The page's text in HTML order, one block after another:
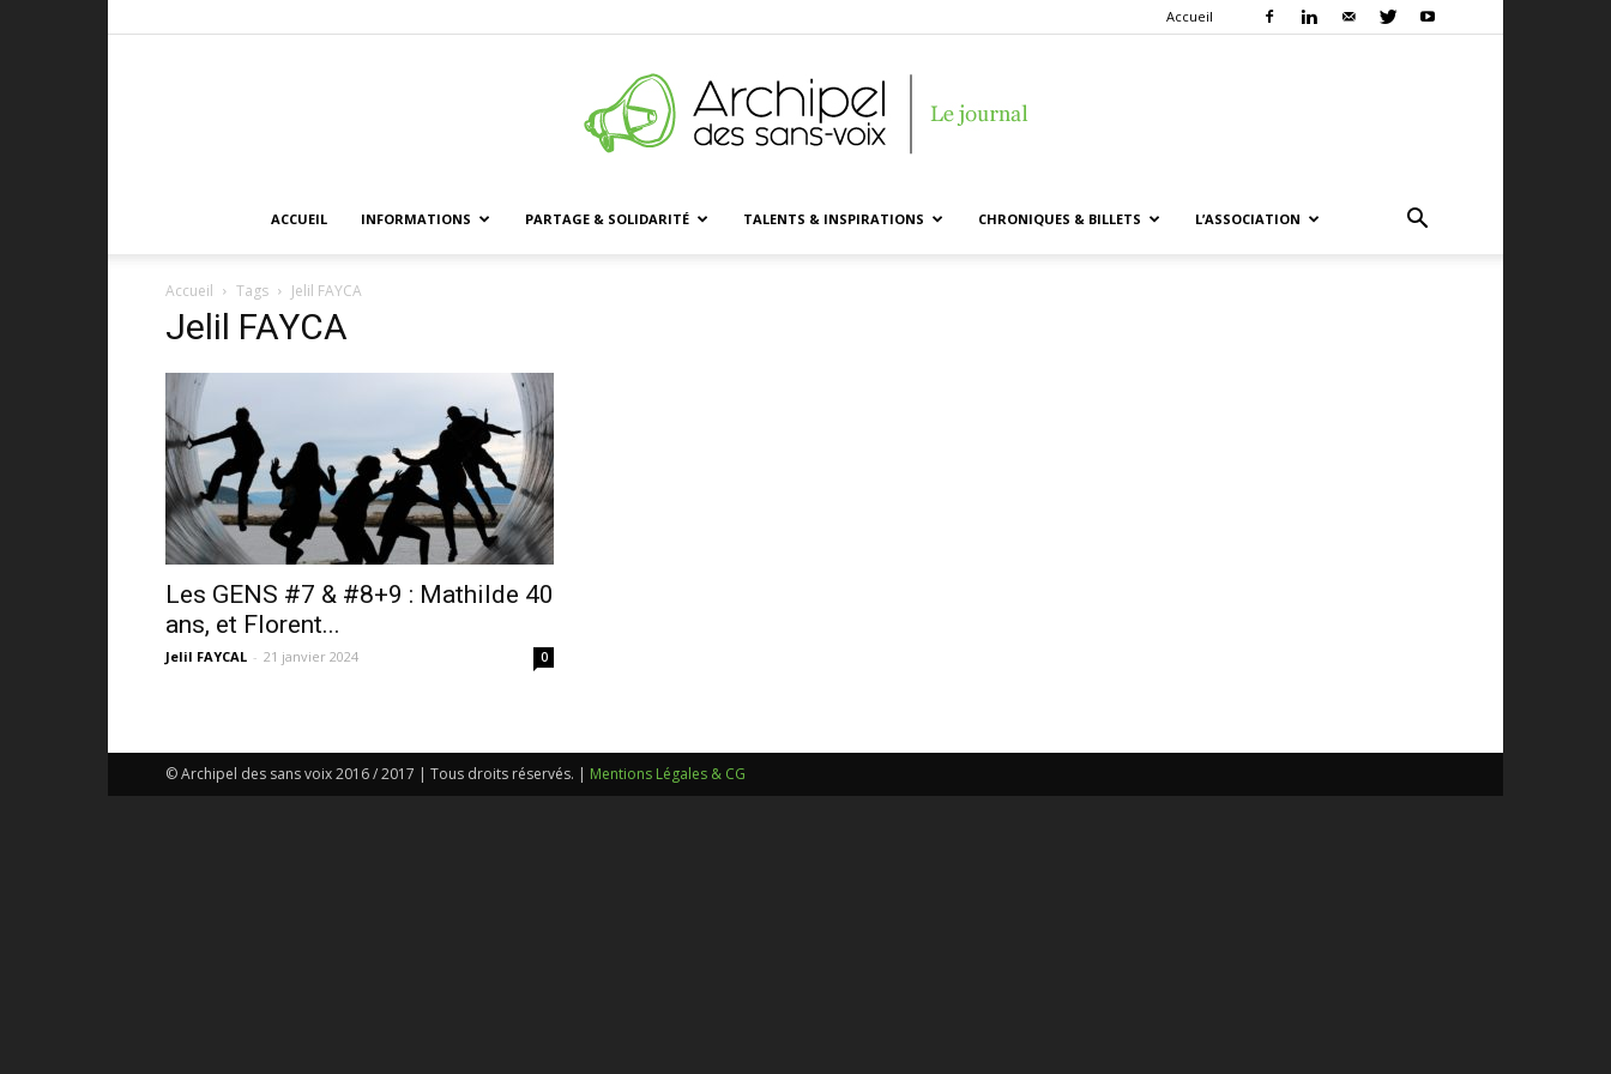
Accueil
ACCUEIL INFORMATIONS PARTAGE & SOLIDARITÉ TALENTS & INSPIRATIONS CHRONIQUES & BILLETS L’ASSOCIATION
Accueil Tags Jelil FAYCA
Jelil FAYCA
Les GENS #7 & #8+9 : Mathilde 40
ans, et Florent...
Jelil FAYCAL - 21 janvier 2024 0
© Archipel des sans voix 2016 / 2017 | Tous droits réservés. | Mentions Légales & CG